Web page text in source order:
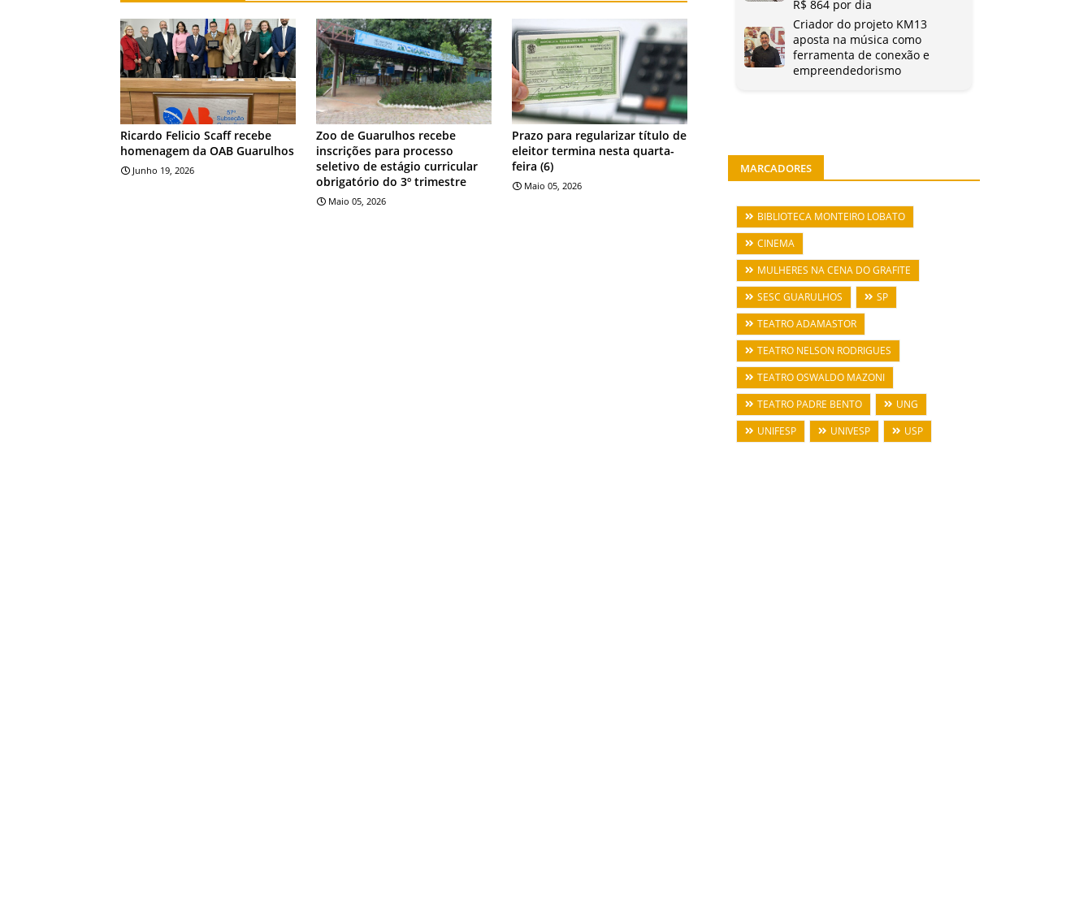
NOTÍCIA
Ricardo Felicio Scaff recebe
homenagem da OAB Guarulhos
Junho 19, 2026
NOTÍCIA
Zoo de Guarulhos recebe
inscrições para processo
seletivo de estágio curricular
obrigatório do 3º trimestre
Maio 05, 2026
NOTÍCIA
Prazo para regularizar título de
eleitor termina nesta quarta-
feira (6)
Maio 05, 2026
R$ 864 por dia
Criador do projeto KM13
aposta na música como
ferramenta de conexão e
empreendedorismo
MARCADORES
BIBLIOTECA MONTEIRO LOBATO
CINEMA
MULHERES NA CENA DO GRAFITE
SESC GUARULHOS
SP
TEATRO ADAMASTOR
TEATRO NELSON RODRIGUES
TEATRO OSWALDO MAZONI
TEATRO PADRE BENTO
UNG
UNIFESP
UNIVESP USP